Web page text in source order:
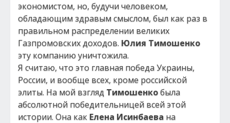
экономистом, но, будучи человеком,
обладающим здравым смыслом, был как раз в
правильном распределении великих
Газпромовских доходов. Юлия Тимошенко
эту компанию уничтожила.
Я считаю, что это главная победа Украины,
России, и вообще всех, кроме российской
элиты. На мой взгляд Тимошенкобыла
абсолютной победительницей всей этой
истории. Она как Елена Исинбаева на